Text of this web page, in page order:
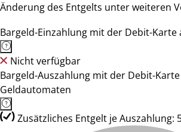
Änderung des Entgelts unter weiteren
Bargeld-Einzahlung mit der Debit-Karte
Nicht verfügbar
Bargeld-Auszahlung mit der Debit-
Geldautomaten
Zusätzliches Entgelt je Auszahlung: